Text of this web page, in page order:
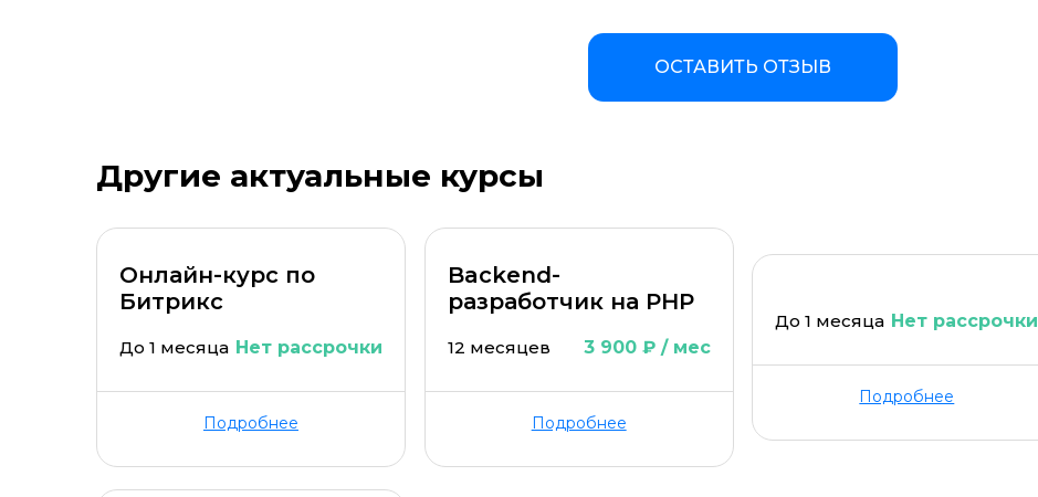
ОСТАВИТЬ ОТЗЫВ
Другие актуальные курсы
Онлайн-курс по
Битрикс
До 1 месяца Нет рассрочки
Подробнее
Backend-
разработчик на PHP
12 месяцев 3 900 ₽ / мес
Подробнее
До 1 месяца Нет рассрочки
Подробнее
ОСТАВИТЬ КОММЕНТАРИЙ
Подача материала * Программа обучения *
ОСТАВИТЬ ОТЗЫВ